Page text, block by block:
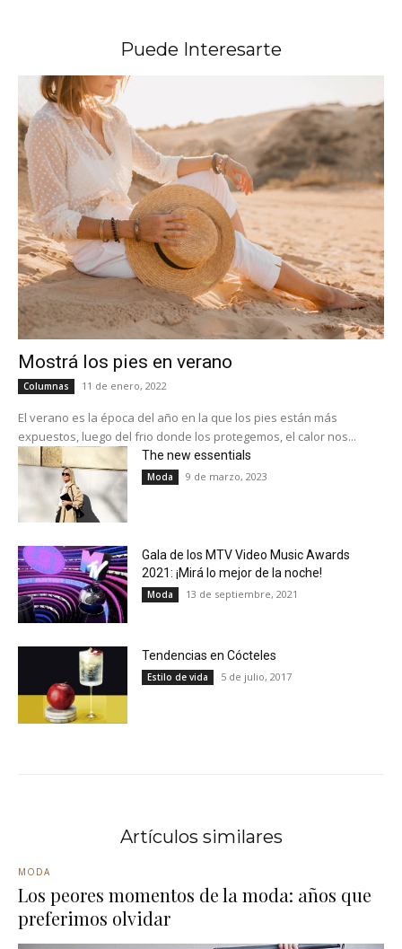
Puede Interesarte
Mostrá los pies en verano
Columnas 11 de enero, 2022
El verano es la época del año en la que los pies están más
expuestos, luego del frio donde los protegemos, el calor nos...
The new essentials
Moda 9 de marzo, 2023
Gala de los MTV Video Music Awards
2021: ¡Mirá lo mejor de la noche!
Moda 13 de septiembre, 2021
Tendencias en Cócteles
Estilo de vida 5 de julio, 2017
Artículos similares
MODA
Los peores momentos de la moda: años que
preferimos olvidar